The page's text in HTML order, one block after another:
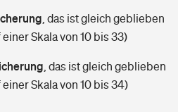
finden
das ist gleich geblieben
Skala von 10 bis 33)
das ist gleich geblieben
Skala von 10 bis 34)